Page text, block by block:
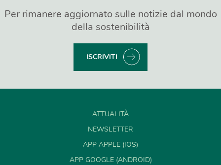
Per rimanere aggiornato sulle notizie dal mondo
della sostenibilità
ISCRIVITI
ATTUALITÀ
NEWSLETTER
APP APPLE (IOS)
APP GOOGLE (ANDROID)